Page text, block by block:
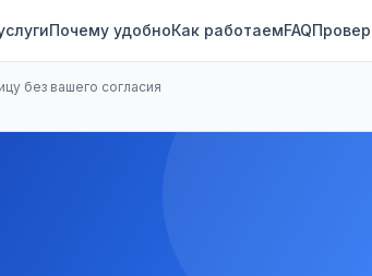
Почему удобноКак работаемFAQ
без вашего согласия